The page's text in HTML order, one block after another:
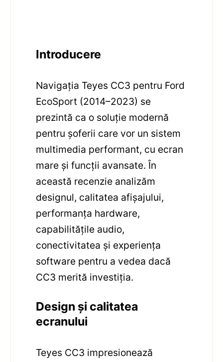
Introducere
Navigația Teyes CC3 pentru Ford
EcoSport (2014–2023) se
prezintă ca o soluție modernă
pentru șoferii care vor un sistem
multimedia performant, cu ecran
mare și funcții avansate. În
această recenzie analizăm
designul, calitatea afișajului,
performanța hardware,
capabilitățile audio,
conectivitatea și experiența
software pentru a vedea dacă
CC3 merită investiția.
Design și calitatea
ecranului
Teyes CC3 impresionează